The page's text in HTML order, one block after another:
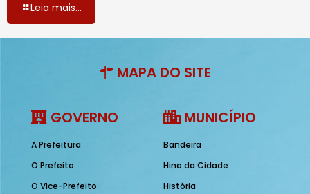
Leia mais...
MAPA DO SITE
GOVERNO
A Prefeitura
O Prefeito
O Vice-Prefeito
MUNICÍPIO
Bandeira
Hino da Cidade
História